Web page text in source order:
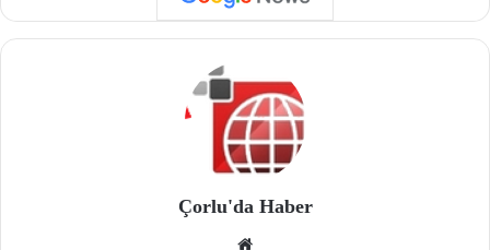
Çorlu'da Haber